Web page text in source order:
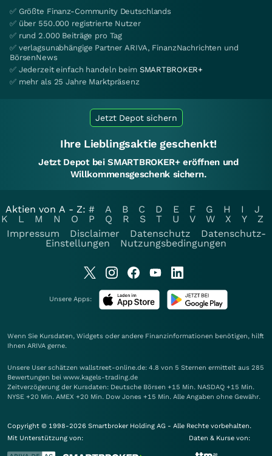
✅ Größte Finanz-Community Deutschlands
✅ über 550.000 registrierte Nutzer
✅ rund 2.000 Beiträge pro Tag
✅ verlagsunabhängige Partner ARIVA, FinanzNachrichten und
BörsenNews
✅ Jederzeit einfach handeln beim SMARTBROKER+
✅ mehr als 25 Jahre Marktpräsenz
Jetzt Depot sichern
Ihre Lieblingsaktie geschenkt!
Jetzt Depot bei SMARTBROKER+ eröffnen und
Willkommensgeschenk sichern.
Aktien von A - Z: # A B C D E F G H I
J
K
L M N O P Q R S T U V W X Y
Z
Impressum
Disclaimer Datenschutz
Datenschutz-
Einstellungen
Nutzungsbedingungen
Unsere Apps:
Wenn Sie Kursdaten, Widgets oder andere Finanzinformationen benötigen, hilft
Ihnen ARIVA gerne.
Unsere User schätzen wallstreet-online.de: 4.8 von 5 Sternen ermittelt aus 285
Bewertungen bei www.kagels-trading.de
Zeitverzögerung der Kursdaten: Deutsche Börsen +15 Min. NASDAQ +15 Min.
NYSE +20 Min. AMEX +20 Min. Dow Jones +15 Min. Alle Angaben ohne Gewähr.
Copyright © 1998-2026 Smartbroker Holding AG - Alle Rechte vorbehalten.
Mit Unterstützung von:
Daten & Kurse von: